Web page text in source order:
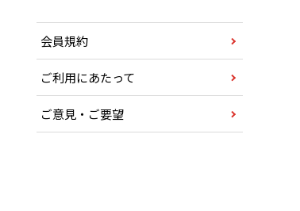
会員規約
ご利用にあたって
ご意見・ご要望